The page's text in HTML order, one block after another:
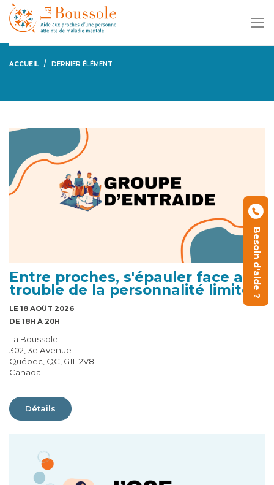
Besoin d'aide ?
ACCUEIL DERNIER ÉLÉMENT
Entre proches, s'épauler face au
trouble de la personnalité limite
LE 18 AOÛT 2026
DE 18H À 20H
La Boussole
302, 3e Avenue
Québec, QC, G1L 2V8
Canada
Détails